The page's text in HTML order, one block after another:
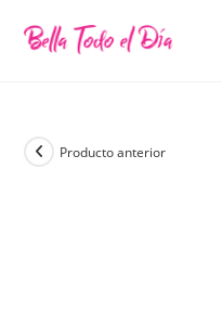
Producto anterior